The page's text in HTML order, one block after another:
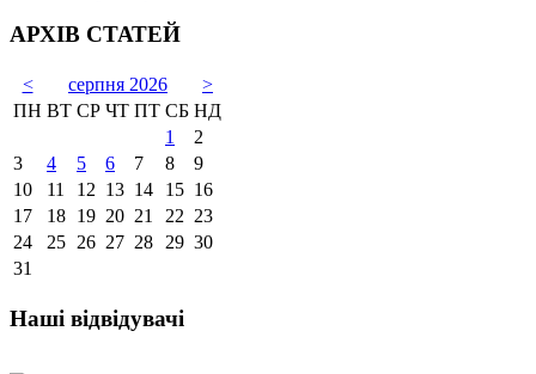
АРХІВ СТАТЕЙ
< серпня 2026
>
ПН ВТ СР ЧТ ПТ СБ НД
1
2
3
4 5 6 7 8
9
10
11 12 13 14 15 16
17
18 19 20 21 22 23
24
25 26 27 28 29 30
31
Наші відвідувачі